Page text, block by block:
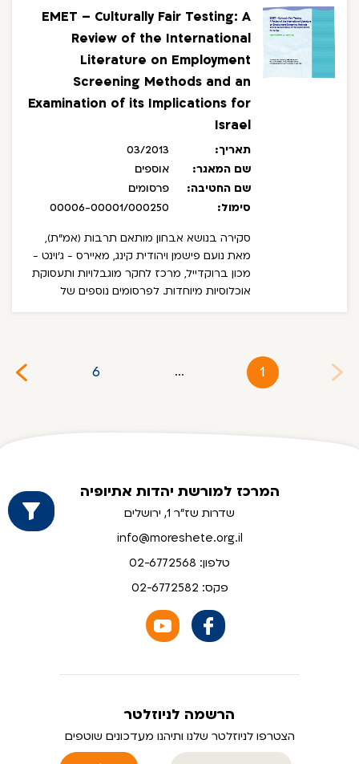
EMET – Culturally Fair Testing: A
Review of the International
Literature on Employment
Screening Methods and an
Examination of its Implications for
Israel
תאריך:
03/2013
שם המאגר:
אוספים
שם החטיבה:
פרסומים
סימול:
00006-00001/000250
סקירה בנושא אבחון מותאם תרבות (אמ"ת),
מאת נועם פישמן ויהודית קינג, מאיירס - ג'וינט -
מכון ברוקדייל, מרכז לחקר מוגבלויות ותעסוקת
אוכלוסיות מיוחדות. לפרסומים נוספים של
1
...
6
המרכז למורשת יהדות אתיופיה
שדרות שז"ר 1, ירושלים
info@moreshete.org.il
טלפון: 02-6772568
פקס: 02-6772582
הרשמה לניוזלטר
הצטרפו לניוזלטר שלנו ותיהנו מעדכונים שוטפים